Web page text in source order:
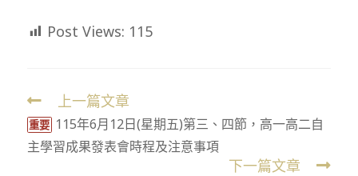
Post Views: 115
Read
more
articles
上一篇文章
重要 115年6月12日(星期五)第三、四節，高一高二自
主學習成果發表會時程及注意事項
下一篇文章